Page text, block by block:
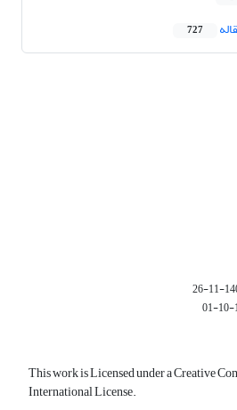
727
This work is Licensed under a Creative
International License.